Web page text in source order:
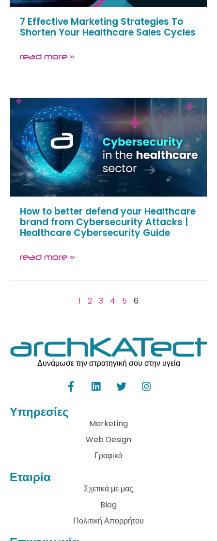
7 Effective Marketing Strategies To
Shorten Your Healthcare Sales Cycles
read more »
How to better defend your Healthcare
brand from Cybersecurity Attacks |
Healthcare Cybersecurity Guide
read more »
1 2 3 4 5 6
Δυνάμωσε την στρατηγική σου στην υγεία
Υπηρεσίες
Marketing
Web Design
Γραφικά
Εταιρία
Σχετικά με μας
Blog
Πολιτική Απορρήτου